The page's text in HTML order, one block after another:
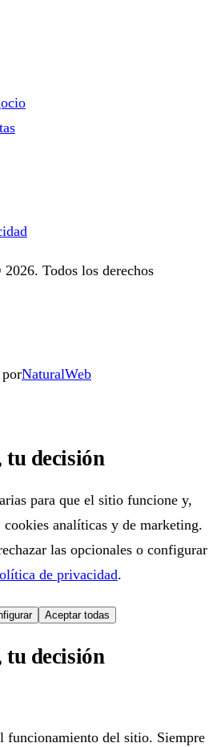
Todos los derechos
NaturalWeb
decisión
para que el sitio funcione y,
analíticas y de marketing.
las opcionales o configurar
de privacidad.
Aceptar todas
decisión
funcionamiento del sitio. Siempre